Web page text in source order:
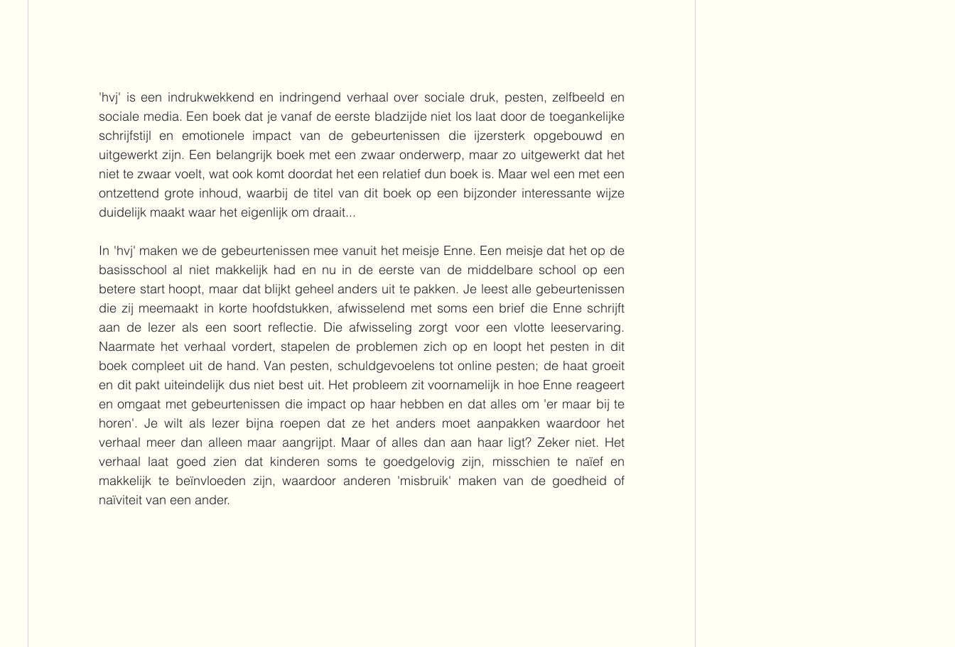
'hvj' is een indrukwekkend en indringend verhaal over sociale druk, pesten, zelfbeeld en
sociale media. Een boek dat je vanaf de eerste bladzijde niet los laat door de toegankelijke
schrijfstijl en emotionele impact van de gebeurtenissen die ijzersterk opgebouwd en
uitgewerkt zijn. Een belangrijk boek met een zwaar onderwerp, maar zo uitgewerkt dat het
niet te zwaar voelt, wat ook komt doordat het een relatief dun boek is. Maar wel een met een
ontzettend grote inhoud, waarbij de titel van dit boek op een bijzonder interessante wijze
duidelijk maakt waar het eigenlijk om draait...
In 'hvj' maken we de gebeurtenissen mee vanuit het meisje Enne. Een meisje dat het op de
basisschool al niet makkelijk had en nu in de eerste van de middelbare school op een
betere start hoopt, maar dat blijkt geheel anders uit te pakken. Je leest alle gebeurtenissen
die zij meemaakt in korte hoofdstukken, afwisselend met soms een brief die Enne schrijft
aan de lezer als een soort reflectie. Die afwisseling zorgt voor een vlotte leeservaring.
Naarmate het verhaal vordert, stapelen de problemen zich op en loopt het pesten in dit
boek compleet uit de hand. Van pesten, schuldgevoelens tot online pesten; de haat groeit
en dit pakt uiteindelijk dus niet best uit. Het probleem zit voornamelijk in hoe Enne reageert
en omgaat met gebeurtenissen die impact op haar hebben en dat alles om 'er maar bij te
horen'. Je wilt als lezer bijna roepen dat ze het anders moet aanpakken waardoor het
verhaal meer dan alleen maar aangrijpt. Maar of alles dan aan haar ligt? Zeker niet. Het
verhaal laat goed zien dat kinderen soms te goedgelovig zijn, misschien te naïef en
makkelijk te beïnvloeden zijn, waardoor anderen 'misbruik' maken van de goedheid of
naïviteit van een ander.